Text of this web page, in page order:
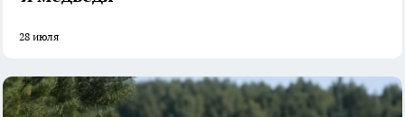
28 июля